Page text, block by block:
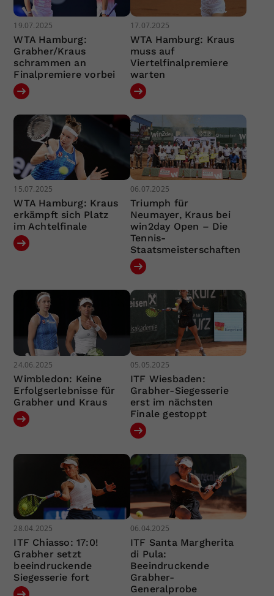
19.07.2025
WTA Hamburg:
Grabher/Kraus
schrammen an
Finalpremiere vorbei
17.07.2025
WTA Hamburg: Kraus
muss auf
Viertelfinalpremiere
warten
15.07.2025
WTA Hamburg: Kraus
erkämpft sich Platz
im Achtelfinale
06.07.2025
Triumph für
Neumayer, Kraus bei
win2day Open – Die
Tennis-
Staatsmeisterschaften
24.06.2025
Wimbledon: Keine
Erfolgserlebnisse für
Grabher und Kraus
05.05.2025
ITF Wiesbaden:
Grabher-Siegesserie
erst im nächsten
Finale gestoppt
28.04.2025
ITF Chiasso: 17:0!
Grabher setzt
beeindruckende
Siegesserie fort
06.04.2025
ITF Santa Margherita
di Pula:
Beeindruckende
Grabher-
Generalprobe